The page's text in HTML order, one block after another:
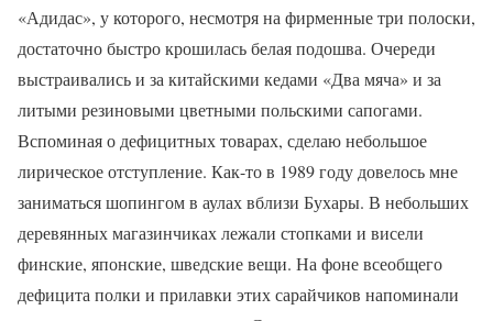
«Адидас», у которого, несмотря на фирменные три полоски,
достаточно быстро крошилась белая подошва. Очереди
выстраивались и за китайскими кедами «Два мяча» и за
литыми резиновыми цветными польскими сапогами.
Вспоминая о дефицитных товарах, сделаю небольшое
лирическое отступление. Как-то в 1989 году довелось мне
заниматься шопингом в аулах вблизи Бухары. В небольших
деревянных магазинчиках лежали стопками и висели
финские, японские, шведские вещи. На фоне всеобщего
дефицита полки и прилавки этих сарайчиков напоминали